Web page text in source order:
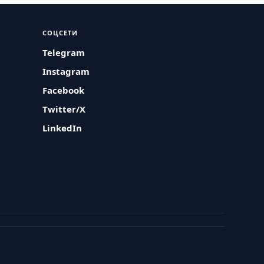
СОЦСЕТИ
Telegram
Instagram
Facebook
Twitter/X
LinkedIn